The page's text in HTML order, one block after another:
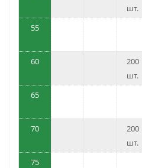
шт.
55
60
200
шт.
65
70
200
шт.
75